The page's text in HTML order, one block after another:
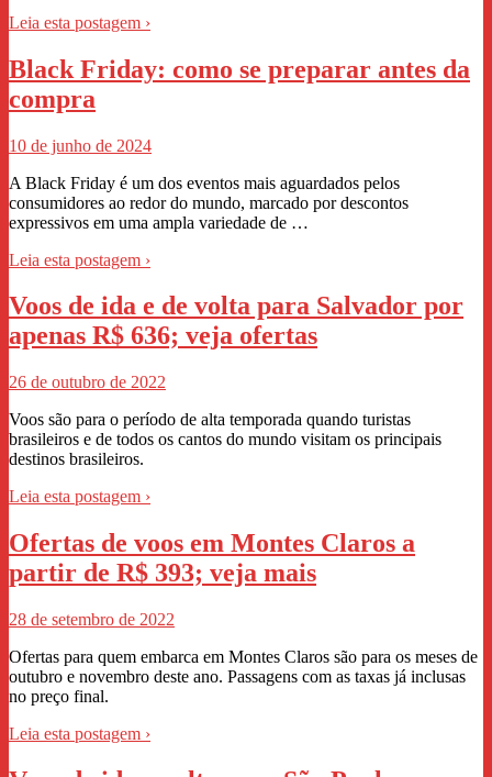
Leia esta postagem ›
Black Friday: como se preparar antes da
compra
10 de junho de 2024
A Black Friday é um dos eventos mais aguardados pelos
consumidores ao redor do mundo, marcado por descontos
expressivos em uma ampla variedade de …
Leia esta postagem ›
Voos de ida e de volta para Salvador por
apenas R$ 636; veja ofertas
26 de outubro de 2022
Voos são para o período de alta temporada quando turistas
brasileiros e de todos os cantos do mundo visitam os principais
destinos brasileiros.
Leia esta postagem ›
Ofertas de voos em Montes Claros a
partir de R$ 393; veja mais
28 de setembro de 2022
Ofertas para quem embarca em Montes Claros são para os meses de
outubro e novembro deste ano. Passagens com as taxas já inclusas
no preço final.
Leia esta postagem ›